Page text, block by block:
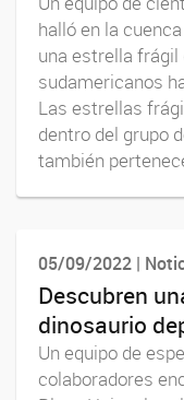
halló en la
una estrella frágil
sudamericanos
Las estrellas
dentro del grupo
también
05/09/2022 |
Descubren
dinosaurio
Un equipo de
colaboradores